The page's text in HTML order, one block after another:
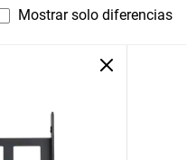
Mostrar solo diferencias